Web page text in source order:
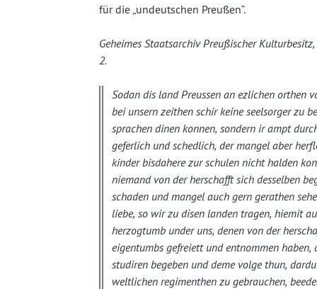
für die „undeutschen Preußen“.
Geheimes Staatsarchiv Preußischer
2.
Sodan dis land Preussen an ezlichen orthen
bei unsern zeithen schir keine seelsorger zu
sprachen dinen konnen, sondern ir ampt
geferlich und schedlich, der mangel aber
kinder bisdahere zur schulen nicht halden
niemand von der herschafft sich desselben
schaden und mangel auch gern gerathen
liebe, so wir zu disen landen tragen, hiemit
herzogtumb under uns, denen von der
eigentumbs gefreiett und entnommen
studiren begeben und deme volge thun,
weltlichen regimenthen zu gebrauchen,